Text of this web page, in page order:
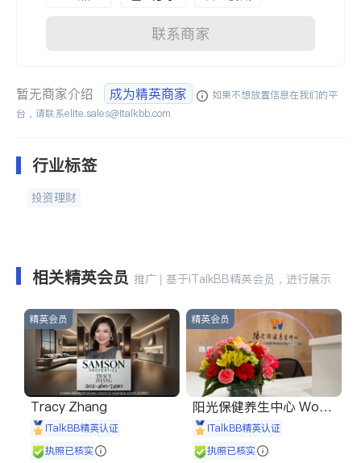
联系商家
暂无商家介绍 成为精英商家
如果不想放置信息在我们的平
台，请联系elite.sales@italkbb.com
行业标签
投资理财
相关精英会员 推广 | 基于iTalkBB精英会员，进行展示
精英会员
Tracy Zhang
iTalkBB精英认证
执照已核实
精英会员
阳光保健养生中心 World
shine
iTalkBB精英认证
执照已核实